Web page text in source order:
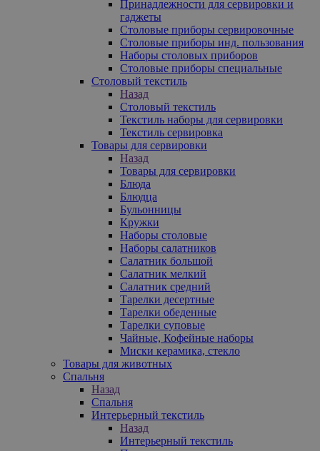
Принадлежности для сервировки и
гаджеты
Столовые приборы сервировочные
Столовые приборы инд. пользования
Наборы столовых приборов
Столовые приборы специальные
Столовый текстиль
Назад
Столовый текстиль
Текстиль наборы для сервировки
Текстиль сервировка
Товары для сервировки
Назад
Товары для сервировки
Блюда
Блюдца
Бульонницы
Кружки
Наборы столовые
Наборы салатников
Салатник большой
Салатник мелкий
Салатник средний
Тарелки десертные
Тарелки обеденные
Тарелки суповые
Чайные, Кофейные наборы
Миски керамика, стекло
Товары для животных
Спальня
Назад
Спальня
Интерьерный текстиль
Назад
Интерьерный текстиль